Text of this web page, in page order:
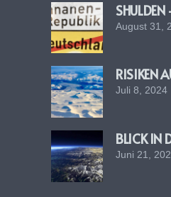
August 31,
RISIKEN
Juli 8, 2024
BLICK IN
Juni 21,